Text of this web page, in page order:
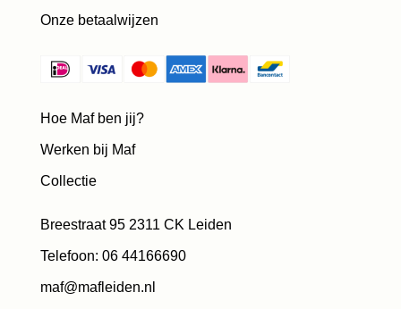
Onze betaalwijzen
Hoe Maf ben jij?
Werken bij Maf
Collectie
Breestraat 95 2311 CK Leiden
Telefoon: 06 44166690
maf@mafleiden.nl